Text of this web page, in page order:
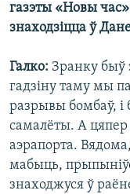
газэты «Новы
знаходзіцца ў
Галко: Зранку быў
гадзіну таму мы
разрывы бомбаў,
самалёты. А
аэрапорта.
мабыць,
знаходжуся ў